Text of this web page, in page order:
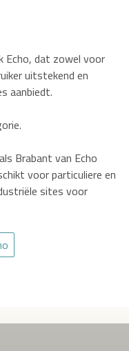
Echo, dat zowel voor
uitstekend en
aanbiedt.
Brabant van Echo
voor particuliere en
sites voor